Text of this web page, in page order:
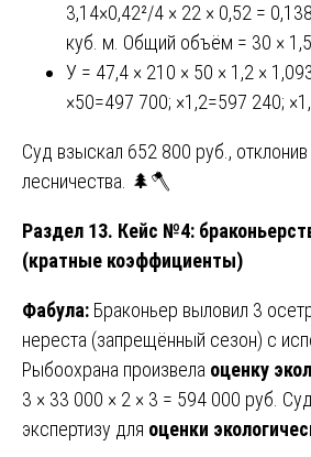
3,14×0,42²/4 × 22 × 0,52 =
куб. м. Общий объём = 30 ×
У = 47,4 × 210 × 50 × 1,2 ×
×50=497 700; ×1,2=597 240;
Суд взыскал 652 800 руб.,
лесничества. 🌲🪓
Раздел 13. Кейс №4:
(кратные коэффициенты)
Фабула: Браконьер выловил 3
нереста (запрещённый сезон) с
Рыбоохрана произвела оценку
3 × 33 000 × 2 × 3 = 594 000 руб.
экспертизу для оценки